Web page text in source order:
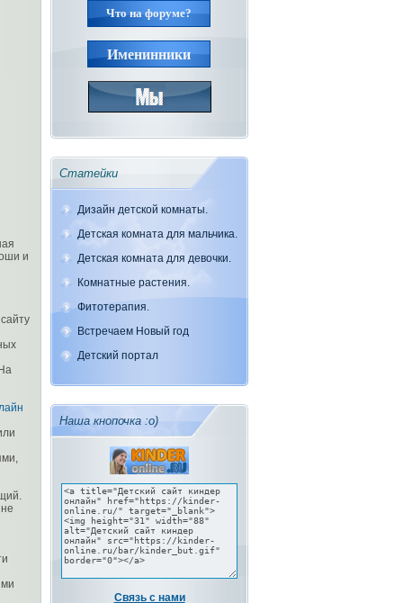
и
Что на форуме?
Именинники
Статейки
Дизайн детской комнаты.
Детская комната для мальчика.
Детская комната для девочки.
Комнатные растения.
Фитотерапия.
Встречаем Новый год
Детский портал
Наша кнопочка :о)
Связь с нами